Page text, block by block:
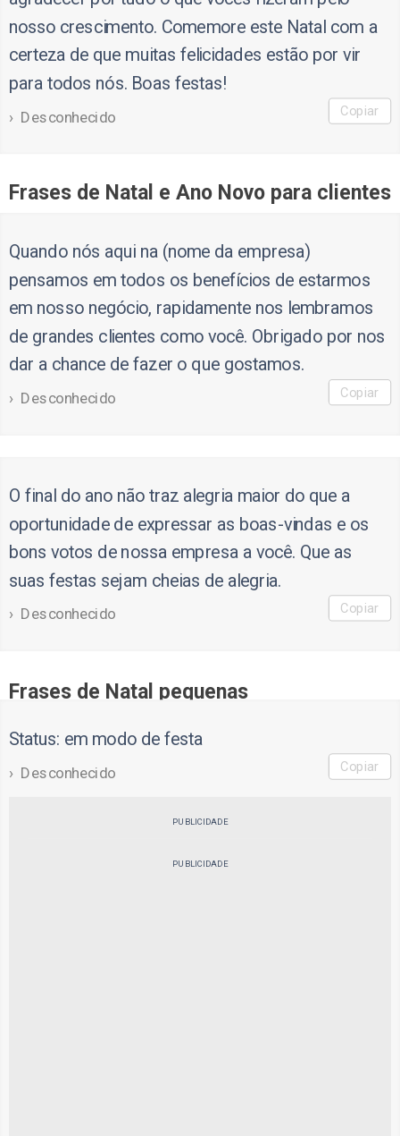
nosso crescimento. Comemore este Natal com a
certeza de que muitas felicidades estão por vir
para todos nós. Boas festas!
Desconhecido Copiar
Frases de Natal e Ano Novo para clientes
Quando nós aqui na (nome da empresa)
pensamos em todos os benefícios de estarmos
em nosso negócio, rapidamente nos lembramos
de grandes clientes como você. Obrigado por nos
dar a chance de fazer o que gostamos.
Desconhecido Copiar
O final do ano não traz alegria maior do que a
oportunidade de expressar as boas-vindas e os
bons votos de nossa empresa a você. Que as
suas festas sejam cheias de alegria.
Desconhecido Copiar
Frases de Natal pequenas
Status: em modo de festa
Desconhecido Copiar
PUBLICIDADE
PUBLICIDADE